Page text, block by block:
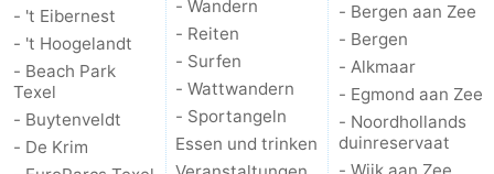
-
Natur
Schoorlse
Duinen
-
Bergen
aan
-
Bergen
- 't Eibernest
- 't Hoogelandt
- Beach Park
Texel
- Buytenveldt
- De Krim
- Wandern
- Reiten
- Surfen
- Wattwandern
- Sportangeln
Essen und trinken
- Bergen aan Zee
- Bergen
- Alkmaar
- Egmond aan Zee
- Noordhollands
duinreservaat